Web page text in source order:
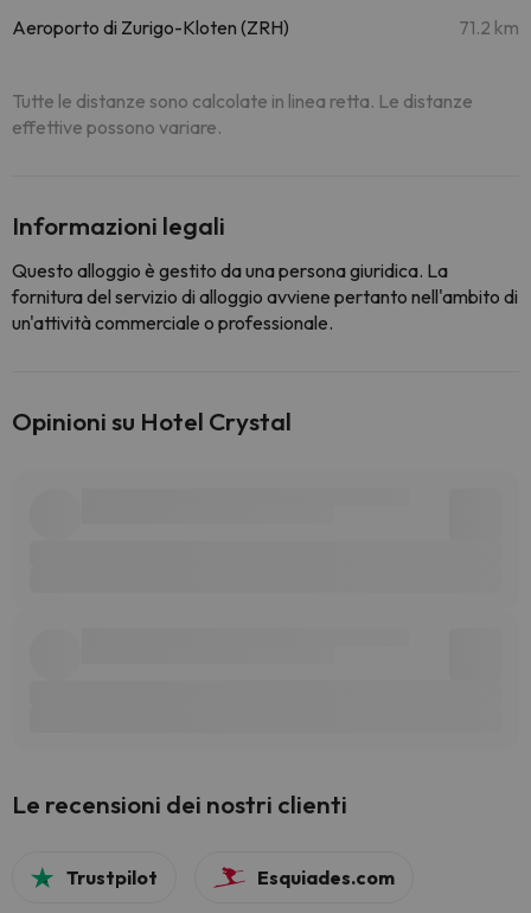
Aeroporto di Zurigo-Kloten (ZRH) 71.2 km
Tutte le distanze sono calcolate in linea retta. Le distanze
effettive possono variare.
Informazioni legali
Questo alloggio è gestito da una persona giuridica. La
fornitura del servizio di alloggio avviene pertanto nell'ambito di
un'attività commerciale o professionale.
Opinioni su Hotel Crystal
Le recensioni dei nostri clienti
Trustpilot Esquiades.com